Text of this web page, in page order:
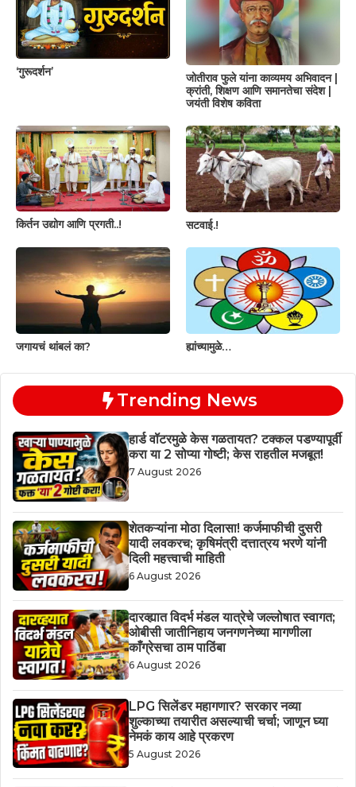
‘गुरूदर्शन’
जोतीराव फुले यांना काव्यमय अभिवादन |
क्रांती, शिक्षण आणि समानतेचा संदेश |
जयंती विशेष कविता
किर्तन उद्योग आणि प्रगती..! सटवाई.!
जगायचं थांबलं का? ह्यांच्यामुळे…
Trending News
हार्ड वॉटरमुळे केस गळतायत? टक्कल पडण्यापूर्वी
करा या 2 सोप्या गोष्टी; केस राहतील मजबूत!
7 August 2026
शेतकऱ्यांना मोठा दिलासा! कर्जमाफीची दुसरी
यादी लवकरच; कृषिमंत्री दत्तात्रय भरणे यांनी
दिली महत्त्वाची माहिती
6 August 2026
दारव्ह्यात विदर्भ मंडल यात्रेचे जल्लोषात स्वागत;
ओबीसी जातीनिहाय जनगणनेच्या मागणीला
काँग्रेसचा ठाम पाठिंबा
6 August 2026
LPG सिलेंडर महागणार? सरकार नव्या
शुल्काच्या तयारीत असल्याची चर्चा; जाणून घ्या
नेमकं काय आहे प्रकरण
5 August 2026